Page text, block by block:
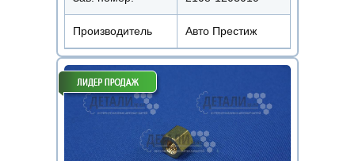
Производитель Авто Престиж